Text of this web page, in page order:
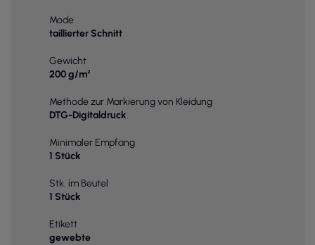
Mode
taillierter Schnitt
Gewicht
200 g/m²
Methode zur Markierung von Kleidung
DTG-Digitaldruck
Minimaler Empfang
1 Stück
Stk. im Beutel
1 Stück
Etikett
gewebte